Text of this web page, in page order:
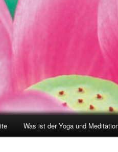
Was ist der Yoga und